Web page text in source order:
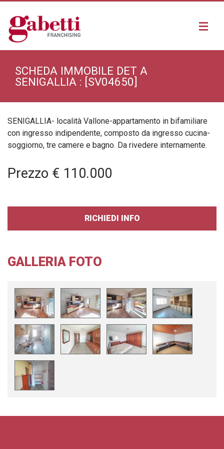
SCHEDA IMMOBILE DET A
SENIGALLIA : [SV04650]
ALTRO APPARTAMENTO A SENIGALLIA
ALTRA VILLA A SENIGALLIA
ALTRA CASA A SENIGALLIA
SENIGALLIA- località Vallone-appartamento in bifamiliare
con ingresso indipendente, composto da ingresso cucina-
soggiorno, tre camere e bagno. Da rivedere internamente.
Prezzo € 110.000
RICHIEDI INFO
GALLERIA FOTO